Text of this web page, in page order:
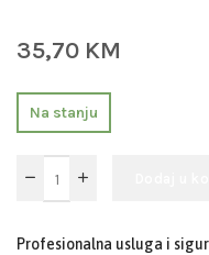
35,70 KM
Na stanju
Profesionalna usluga i